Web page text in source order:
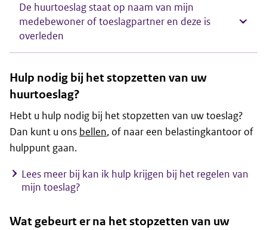
De huurtoeslag staat op naam van mijn
medebewoner of toeslagpartner en deze is
overleden
Hulp nodig bij het stopzetten van uw
huurtoeslag?
Hebt u hulp nodig bij het stopzetten van uw toeslag?
Dan kunt u ons bellen, of naar een belastingkantoor of
hulppunt gaan.
Lees meer bij kan ik hulp krijgen bij het regelen van
mijn toeslag?
Wat gebeurt er na het stopzetten van uw